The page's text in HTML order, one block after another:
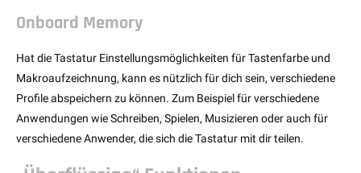
Onboard Memory
Hat die Tastatur Einstellungsmöglichkeiten für Tastenfarbe und
Makroaufzeichnung, kann es nützlich für dich sein, verschiedene
Profile abspeichern zu können. Zum Beispiel für verschiedene
Anwendungen wie Schreiben, Spielen, Musizieren oder auch für
verschiedene Anwender, die sich die Tastatur mit dir teilen.